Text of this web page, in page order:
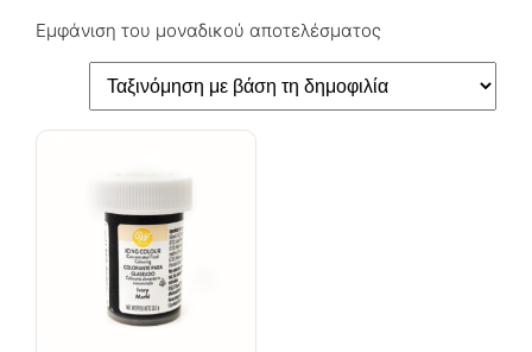
Εμφάνιση του μοναδικού αποτελέσματος